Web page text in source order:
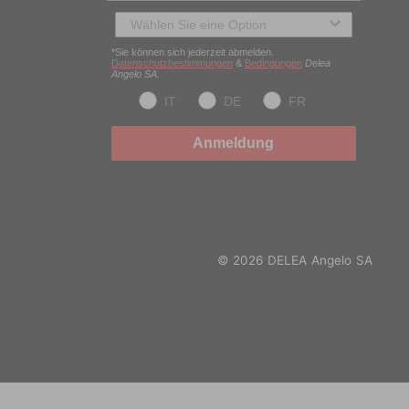
Typ des Kunden
*Sie können sich jederzeit abmelden.
Datenschutzbestimmungen& Bedingungen Delea
Angelo SA.
IT DE FR
Anmeldung
© 2026 DELEA Angelo SA